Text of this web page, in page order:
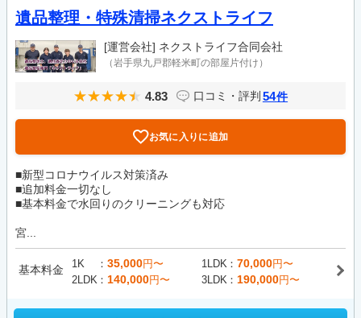
遺品整理・特殊清掃ネクストライフ
[運営会社] ネクストライフ合同会社
（岩手県九戸郡軽米町の部屋片付け）
4.83 口コミ・評判 54件
お気に入りに追加
■新型コロナウイルス対策済み
■追加料金一切なし
■基本料金で水回りのクリーニングも対応
宮...
基本料金 1K 35,000円〜 1LDK 70,000円〜
2LDK
140,000円〜 3LDK 190,000円〜